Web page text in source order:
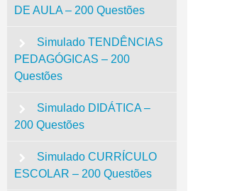
DE AULA – 200 Questões
Simulado TENDÊNCIAS
PEDAGÓGICAS – 200
Questões
Simulado DIDÁTICA –
200 Questões
Simulado CURRÍCULO
ESCOLAR – 200 Questões